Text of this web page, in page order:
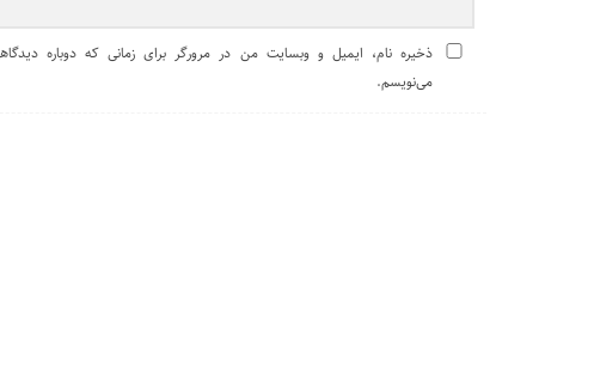
ذخیره نام، ایمیل و وبسایت من در مرورگر برای زمانی که دوباره
می‌نویسم.